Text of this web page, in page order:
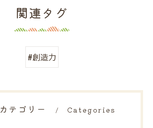
関連タグ
#創造力
カテゴリー Categories